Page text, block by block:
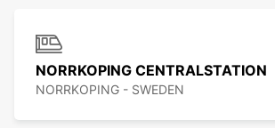
NORRKOPING CENTRALSTATION
NORRKOPING - SWEDEN